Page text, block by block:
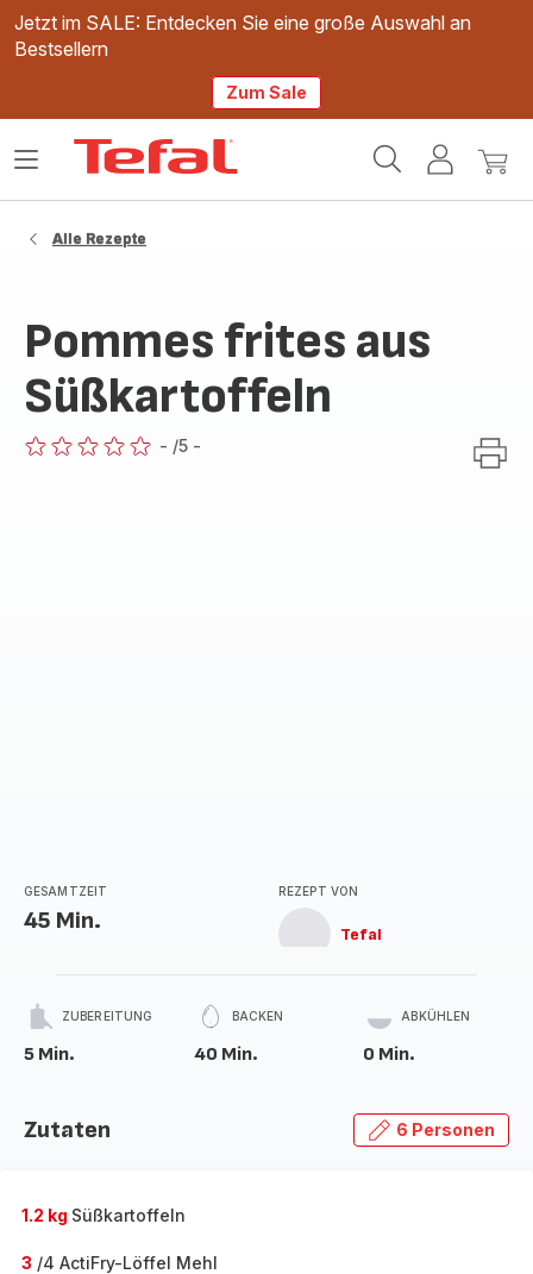
Jetzt im SALE: Entdecken Sie eine große Auswahl an
Bestsellern
Zum Sale
Mein
Mein
Das
Alle Rezepte
Pommes frites aus
Süßkartoffeln
- /5 -
GESAMTZEIT
45 Min.
REZEPT VON
Tefal
ZUBEREITUNG
5 Min.
BACKEN
40 Min.
ABKÜHLEN
0 Min.
Zutaten 6 Personen
1.2 kg Süßkartoffeln
3 /4 ActiFry-Löffel Mehl